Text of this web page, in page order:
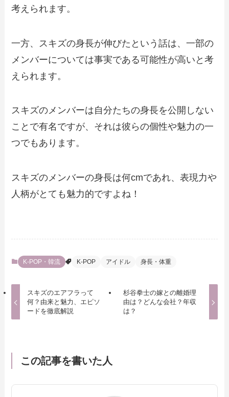
考えられます。
一方、スキズの身長が伸びたという話は、一部の
メンバーについては事実である可能性が高いと考
えられます。
スキズのメンバーは自分たちの身長を公開しない
ことで有名ですが、それは彼らの個性や魅力の一
つでもあります。
スキズのメンバーの身長は何cmであれ、表現力や
人柄がとても魅力的ですよね！
K-POP・韓流 K-POP アイドル 身長・体重
スキズのエアフラって
何？由来と魅力、エピソ
ードを徹底解説
杉谷拳士の嫁との離婚理
由は？どんな会社？年収
は？
この記事を書いた人